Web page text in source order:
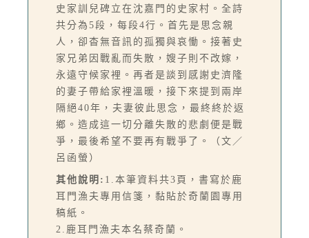
史家訓兒碑立在沈嘉門的史家村。全詩
共分為5段，每段4行。首先是思念親
人，卻杳無音訊的孤獨與哀慟。接著史
家兄弟因戰亂而失散，嫂子則不改嫁，
永遠守候家裡。再者是談到感謝史濟隆
的妻子帶給家裡溫暖，接下來提到兩岸
隔絕40年，夫妻彼此思念，最終終於返
鄉。造成這一切分離失散的悲劇便是戰
爭，最後希望不要再有戰爭了。（文／
呂函螢）
其他說明: 1.本筆資料共3頁，書寫於鹿
耳門漁夫專用信箋，黏貼於奇蘭園專用
稿紙。
2.鹿耳門漁夫本名蔡奇蘭。